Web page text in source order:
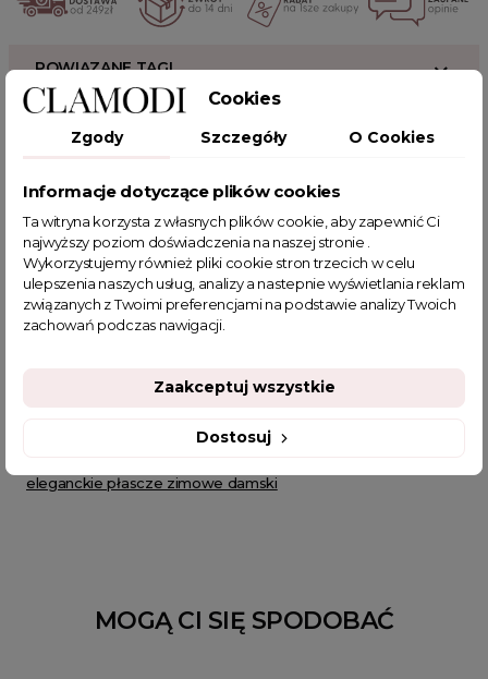
POWIĄZANE TAGI
płaszcz na jesień moda damska styl
codzienne stylizacje
eleganckie stylizacje
płaszcz damski
płaszcz zimowy damski
sklep z odzieżą damską
fajne ciuszki
modne płaszcze damskie
płaszcz skórzany
płaszcze skórzane damskie
płaszcze na zimę
elegancki czarny płaszcz damski
płaszcze zimowe damskie wyprzeda
eleganckie płascze zimowe damski
MOGĄ CI SIĘ SPODOBAĆ
Cookies
Zgody Szczegóły O Cookies
Informacje dotyczące plików cookies
Ta witryna korzysta z własnych plików cookie, aby zapewnić Ci
najwyższy poziom doświadczenia na naszej stronie .
Wykorzystujemy również pliki cookie stron trzecich w celu
ulepszenia naszych usług, analizy a nastepnie wyświetlania reklam
związanych z Twoimi preferencjami na podstawie analizy Twoich
zachowań podczas nawigacji.
Dostosuj
Zaakceptuj wszystkie